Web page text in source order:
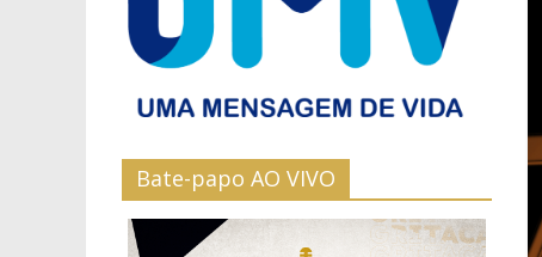
Bate-papo AO VIVO